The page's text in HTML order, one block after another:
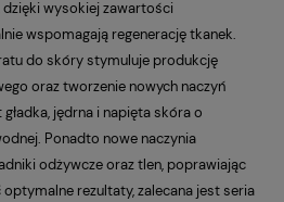
wysokiej zawartości
wspomagają regenerację tkanek.
do skóry stymuluje produkcję
oraz tworzenie nowych naczyń
jędrna i napięta skóra o
Ponadto nowe naczynia
odżywcze oraz tlen, poprawiając
rezultaty, zalecana jest seria